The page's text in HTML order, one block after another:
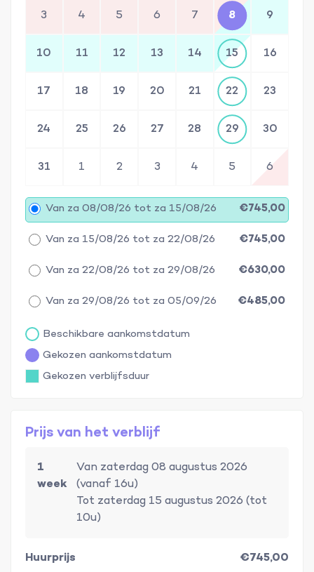
3 4 5 6 7 8 9
10 11 12 13 14 15 16
17 18 19 20 21 22 23
24 25 26 27 28 29 30
31 1 2 3 4 5 6
Van za 08/08/26 tot za 15/08/26 €745,00
Van za 15/08/26 tot za 22/08/26 €745,00
Van za 22/08/26 tot za 29/08/26 €630,00
Van za 29/08/26 tot za 05/09/26 €485,00
Beschikbare aankomstdatum
Gekozen aankomstdatum
Gekozen verblijfsduur
Prijs van het verblijf
1
week
Van zaterdag 08 augustus 2026
(vanaf 16u)
Tot zaterdag 15 augustus 2026 (tot
10u)
Huurprijs €745,00